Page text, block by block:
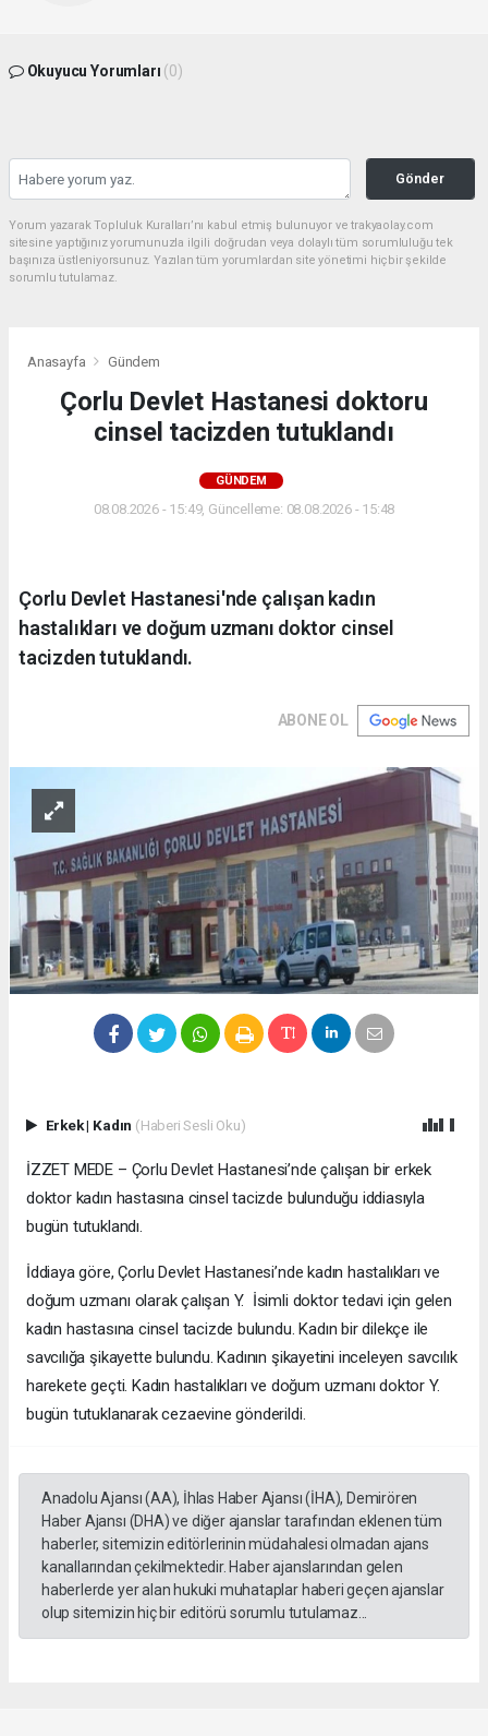
Okuyucu Yorumları (0)
Gönder
Yorum yazarak Topluluk Kuralları’nı kabul etmiş bulunuyor ve trakyaolay.com
sitesine yaptığınız yorumunuzla ilgili doğrudan veya dolaylı tüm sorumluluğu tek
başınıza üstleniyorsunuz. Yazılan tüm yorumlardan site yönetimi hiçbir şekilde
sorumlu tutulamaz.
Anasayfa Gündem
Çorlu Devlet Hastanesi doktoru
cinsel tacizden tutuklandı
GÜNDEM
08.08.2026 - 15:49, Güncelleme: 08.08.2026 - 15:48
Çorlu Devlet Hastanesi'nde çalışan kadın
hastalıkları ve doğum uzmanı doktor cinsel
tacizden tutuklandı.
ABONE OL
Erkek| Kadın (Haberi Sesli Oku)
İZZET MEDE – Çorlu Devlet Hastanesi’nde çalışan bir erkek
doktor kadın hastasına cinsel tacizde bulunduğu iddiasıyla
bugün tutuklandı.
İddiaya göre, Çorlu Devlet Hastanesi’nde kadın hastalıkları ve
doğum uzmanı olarak çalışan Y. İsimli doktor tedavi için gelen
kadın hastasına cinsel tacizde bulundu. Kadın bir dilekçe ile
savcılığa şikayette bulundu. Kadının şikayetini inceleyen savcılık
harekete geçti. Kadın hastalıkları ve doğum uzmanı doktor Y.
bugün tutuklanarak cezaevine gönderildi.
Anadolu Ajansı (AA), İhlas Haber Ajansı (İHA), Demirören
Haber Ajansı (DHA) ve diğer ajanslar tarafından eklenen tüm
haberler, sitemizin editörlerinin müdahalesi olmadan ajans
kanallarından çekilmektedir. Haber ajanslarından gelen
haberlerde yer alan hukuki muhataplar haberi geçen ajanslar
olup sitemizin hiç bir editörü sorumlu tutulamaz...